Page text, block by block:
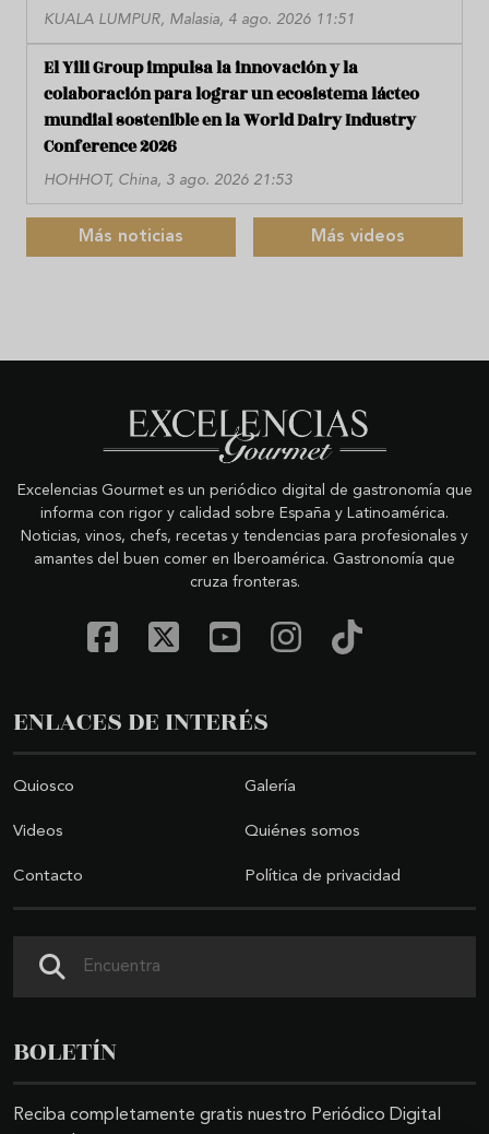
KUALA LUMPUR, Malasia, 4 ago. 2026 11:51
El Yili Group impulsa la innovación y la
colaboración para lograr un ecosistema lácteo
mundial sostenible en la World Dairy Industry
Conference 2026
HOHHOT, China, 3 ago. 2026 21:53
Más noticias Más videos
Excelencias Gourmet es un periódico digital de gastronomía que
informa con rigor y calidad sobre España y Latinoamérica.
Noticias, vinos, chefs, recetas y tendencias para profesionales y
amantes del buen comer en Iberoamérica. Gastronomía que
cruza fronteras.
ENLACES DE INTERÉS
Quiosco Galería
Videos Quiénes somos
Contacto Política de privacidad
BOLETÍN
Reciba completamente gratis nuestro Periódico Digital